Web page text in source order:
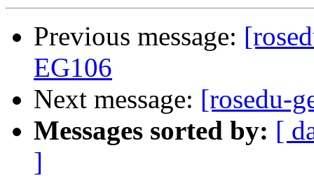
Previous message:
EG106
Next message: [rosedu-
Messages sorted by: [
]